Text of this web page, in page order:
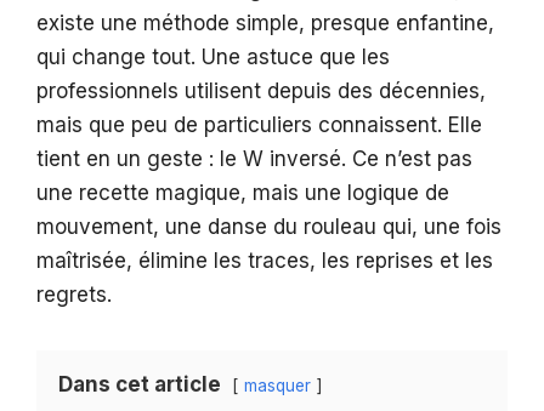
existe une méthode simple, presque enfantine,
qui change tout. Une astuce que les
professionnels utilisent depuis des décennies,
mais que peu de particuliers connaissent. Elle
tient en un geste : le W inversé. Ce n’est pas
une recette magique, mais une logique de
mouvement, une danse du rouleau qui, une fois
maîtrisée, élimine les traces, les reprises et les
regrets.
Dans cet article masquer